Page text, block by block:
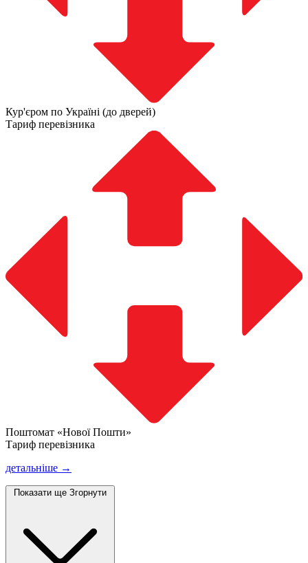
Кур'єром по Україні (до дверей)
Тариф перевізника
Поштомат «Нової Пошти»
Тариф перевізника
детальніше →
Показати ще Згорнути